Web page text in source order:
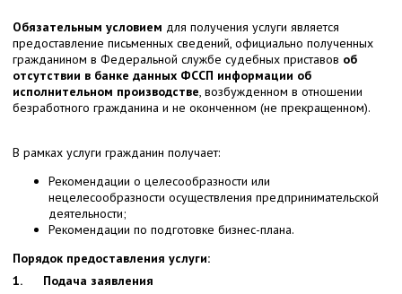
Обязательным условием для получения услуги является
предоставление письменных сведений, официально полученных
гражданином в Федеральной службе судебных приставов об
отсутствии в банке данных ФССП информации об
исполнительном производстве, возбужденном в отношении
безработного гражданина и не оконченном (не прекращенном).
В рамках услуги гражданин получает:
Рекомендации о целесообразности или
нецелесообразности осуществления предпринимательской
деятельности;
Рекомендации по подготовке бизнес-плана.
Порядок предоставления услуги:
1. Подача заявления